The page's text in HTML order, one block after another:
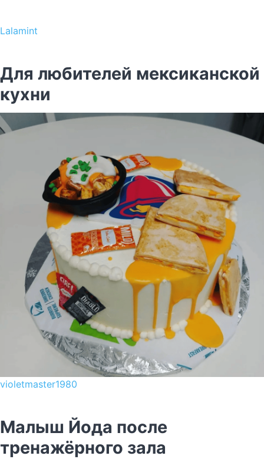
Lalamint
Для любителей мексиканской
кухни
violetmaster1980
Малыш Йода после
тренажёрного зала